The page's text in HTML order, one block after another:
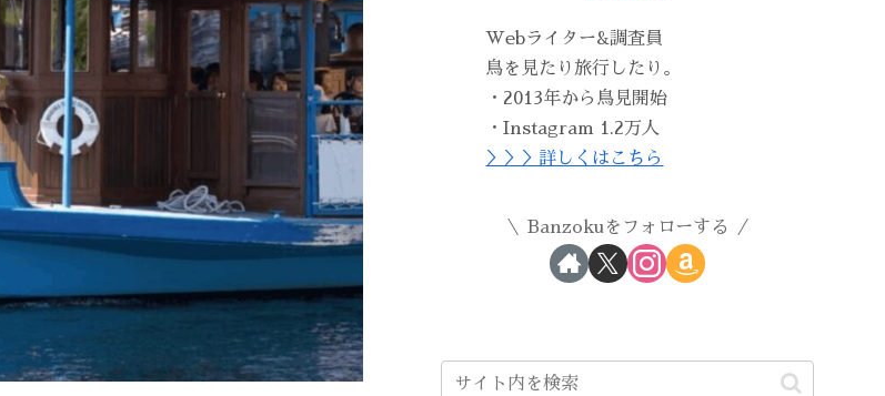
Webライター&調査員
鳥を見たり旅行したり。
・2013年から鳥見開始
・Instagram 1.2万人
＞＞＞詳しくはこちら
Banzokuをフォローする